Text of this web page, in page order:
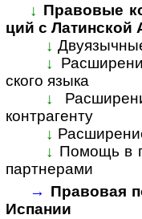
↓ Правовые
ций с Латин­cкой
↓
↓
ского языка
↓
контр­агенту
↓
↓ Помощь в
парт­нерами
→ Правовая
Испа­нии